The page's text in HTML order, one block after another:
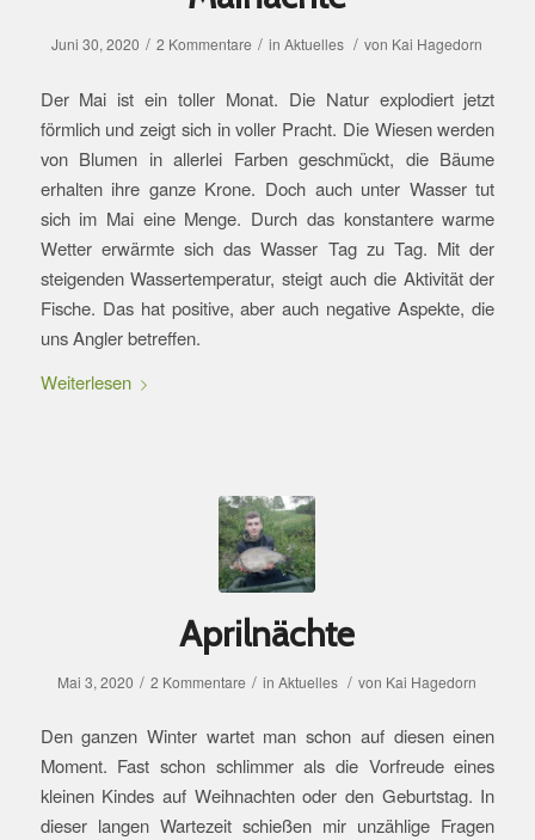
Juni 30, 2020 / 2 Kommentare / inAktuelles / von Kai Hagedorn
Der Mai ist ein toller Monat. Die Natur explodiert jetzt
förmlich und zeigt sich in voller Pracht. Die Wiesen werden
von Blumen in allerlei Farben geschmückt, die Bäume
erhalten ihre ganze Krone. Doch auch unter Wasser tut
sich im Mai eine Menge. Durch das konstantere warme
Wetter erwärmte sich das Wasser Tag zu Tag. Mit der
steigenden Wassertemperatur, steigt auch die Aktivität der
Fische. Das hat positive, aber auch negative Aspekte, die
uns Angler betreffen.
Weiterlesen
Aprilnächte
Mai 3, 2020 / 2 Kommentare / inAktuelles / von Kai Hagedorn
Den ganzen Winter wartet man schon auf diesen einen
Moment. Fast schon schlimmer als die Vorfreude eines
kleinen Kindes auf Weihnachten oder den Geburtstag. In
dieser langen Wartezeit schießen mir unzählige Fragen